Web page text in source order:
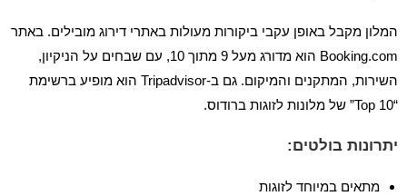
המלון מקבל באופן עקבי ביקורות מעולות באתרי דירוג מובילים. באתר
Booking.com הוא מדורג מעל 9 מתוך 10, עם שבחים על הניקיון,
השירות, המתקנים והמיקום. גם ב-Tripadvisor הוא מופיע ברשימת
“Top 10” של מלונות לזוגות ברודוס.
יתרונות בולטים:
מתאים במיוחד לזוגות